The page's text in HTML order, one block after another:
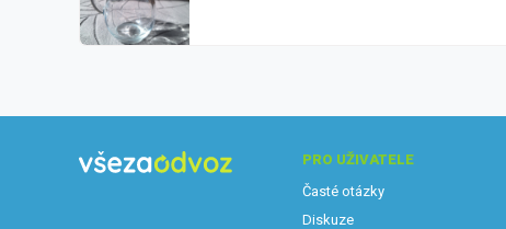
PRO UŽIVATELE
Časté otázky
Diskuze